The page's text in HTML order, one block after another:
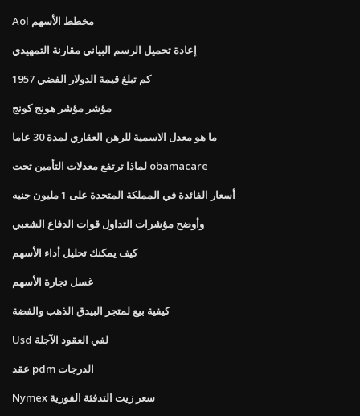
Aol مخطط الأسهم
إعادة تحميل الرسم البياني مقارنة التمهيدي
كم تبلغ قيمة الدولار الفضي 1957
مؤشر مؤشر هونج كونج
ما هو معدل الاسمية للرهن العقاري لمدة 30 عاما
لماذا ترتفع معدلات التأمين تحت obamacare
أسعار الفائدة في المملكة المتحدة على 1 مليون جنيه
وأوضح مؤشرات التداول قوات الدفاع الشعبي
كيف يمكنك تحليل أداء الأسهم
غسل تجارة الأسهم
كيفية بيع لمتجر البيدق الذهب والفضة
Usd لفي العقود الآجلة
عقد pdm الدرجات
Nymex سعر زيت التدفئة الفورية